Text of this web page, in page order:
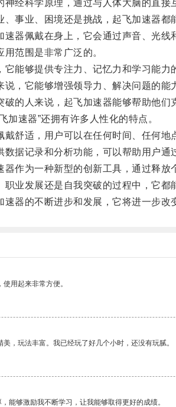
科学原理，通过与人体大脑的直接
业、困境还是挑战，起飞加速器都
佩戴在身上，它会通过声音、光线
范围是非常广泛的。
能够提供专注力、记忆力和学习能力
，它能够增强领导力、解决问题的能
人来说，起飞加速器能够帮助他们
速器”还拥有许多人性化的特点。
舒适，用户可以在任何时间、任何地
记录和分析功能，可以帮助用户通
为一种新型的创新工具，通过释放
发展还是自我突破的过程中，它都
的不断进步和发展，它将进一步改
用起来非常方便。
，玩法丰富。我已经玩了好几个小时，还没有玩腻。
能够激励我不断学习，让我能够取得更好的成绩。